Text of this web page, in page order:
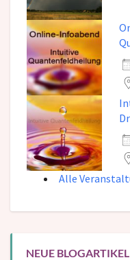
Alle
NEUE BLOGARTIKEL